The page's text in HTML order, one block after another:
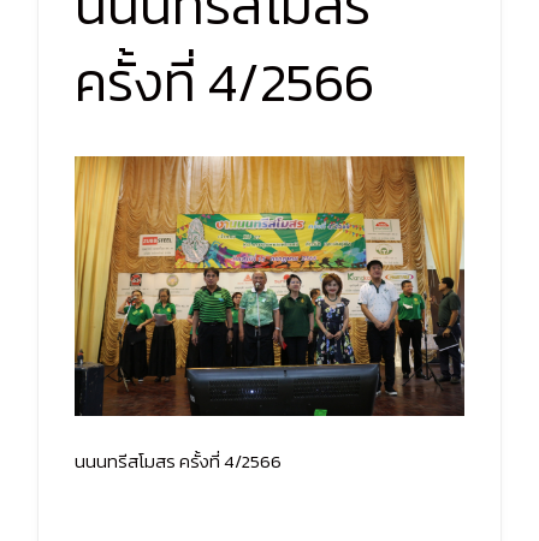
ครั้งที่ 4/2566
นนนทรีสโมสร ครั้งที่ 4/2566